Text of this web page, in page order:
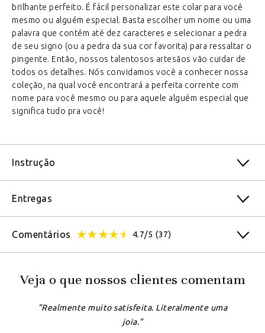
brilhante perfeito. É fácil personalizar este colar para você
mesmo ou alguém especial. Basta escolher um nome ou uma
palavra que contém até dez caracteres e selecionar a pedra
de seu signo (ou a pedra da sua cor favorita) para ressaltar o
pingente. Então, nossos talentosos artesãos vão cuidar de
todos os detalhes. Nós convidamos você a conhecer nossa
coleção, na qual você encontrará a perfeita corrente com
nome para você mesmo ou para aquele alguém especial que
significa tudo pra você!
Instrução
Entregas
Comentários 4.7/5 (37)
Veja o que nossos clientes comentam
"Realmente muito satisfeita. Literalmente uma
joia."